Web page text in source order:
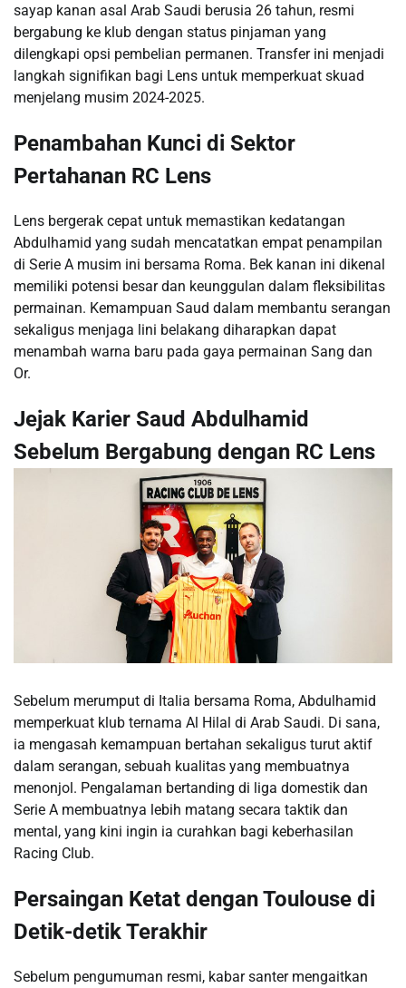
sayap kanan asal Arab Saudi berusia 26 tahun, resmi
bergabung ke klub dengan status pinjaman yang
dilengkapi opsi pembelian permanen. Transfer ini menjadi
langkah signifikan bagi Lens untuk memperkuat skuad
menjelang musim 2024-2025.
Penambahan Kunci di Sektor
Pertahanan RC Lens
Lens bergerak cepat untuk memastikan kedatangan
Abdulhamid yang sudah mencatatkan empat penampilan
di Serie A musim ini bersama Roma. Bek kanan ini dikenal
memiliki potensi besar dan keunggulan dalam fleksibilitas
permainan. Kemampuan Saud dalam membantu serangan
sekaligus menjaga lini belakang diharapkan dapat
menambah warna baru pada gaya permainan Sang dan
Or.
Jejak Karier Saud Abdulhamid
Sebelum Bergabung dengan RC Lens
Sebelum merumput di Italia bersama Roma, Abdulhamid
memperkuat klub ternama Al Hilal di Arab Saudi. Di sana,
ia mengasah kemampuan bertahan sekaligus turut aktif
dalam serangan, sebuah kualitas yang membuatnya
menonjol. Pengalaman bertanding di liga domestik dan
Serie A membuatnya lebih matang secara taktik dan
mental, yang kini ingin ia curahkan bagi keberhasilan
Racing Club.
Persaingan Ketat dengan Toulouse di
Detik-detik Terakhir
Sebelum pengumuman resmi, kabar santer mengaitkan